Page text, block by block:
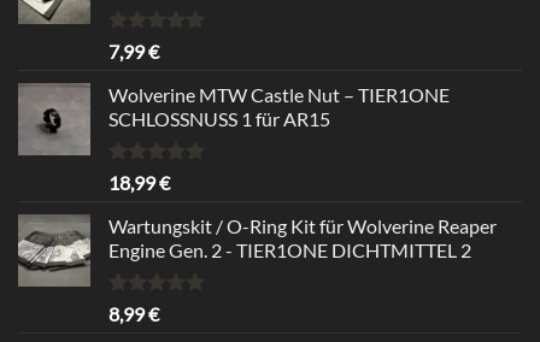
Rated
out of 5
7,99€
Wolverine MTW Castle Nut – TIER1ONE
SCHLOSSNUSS 1 für AR15
Rated5.00
out of 5
18,99€
Wartungskit / O-Ring Kit für Wolverine Reaper
Engine Gen. 2 - TIER1ONE DICHTMITTEL 2
Rated
out of 5
8,99€